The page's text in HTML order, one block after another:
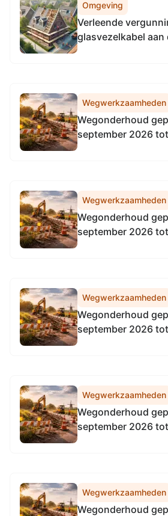
Omgeving
Verleende
glasvezelkabel aan
Wegwerkzaamheden
Wegonderhoud
september 2026
Wegwerkzaamheden
Wegonderhoud
september 2026
Wegwerkzaamheden
Wegonderhoud
september 2026
Wegwerkzaamheden
Wegonderhoud
september 2026
Wegwerkzaamheden
Wegonderhoud